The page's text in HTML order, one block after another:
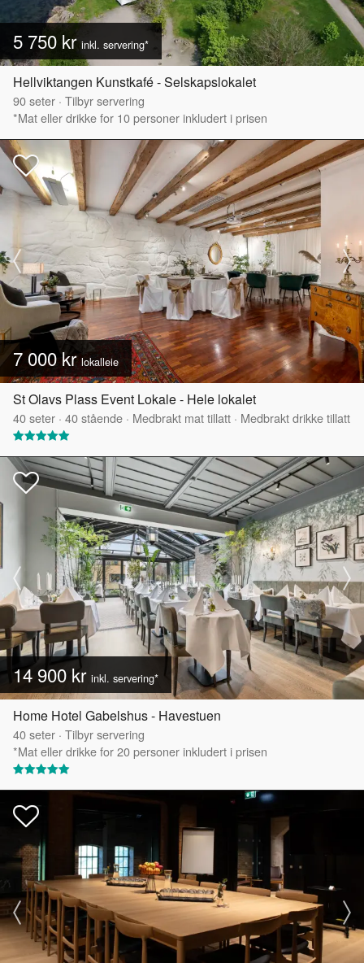
5 750 krinkl. servering*
Hellviktangen Kunstkafé - Selskapslokalet
90seter · Tilbyr servering
*Mat eller drikke for 10 personer inkludert i prisen
7 000 krlokalleie
St Olavs Plass Event Lokale - Hele lokalet
40seter · 40stående · Medbrakt mat tillatt · Medbrakt drikke tillatt
14 900 kr inkl. servering*
Home Hotel Gabelshus - Havestuen
40seter · Tilbyr servering
*Mat eller drikke for 20 personer inkludert i prisen